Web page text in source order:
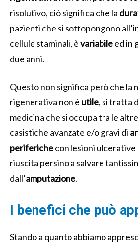
risolutivo, ciò significa che la
pazienti che si sottopongono
cellule staminali, èvariabileed in
due anni.
Questo non significa però che la
rigenerativa non è utile, si tratta
medicina che si occupa tra le
casistiche avanzate e/o gravi di
periferichecon lesioni ulcerative
riuscita persino a salvare
dall’amputazione.
I benefici che può
Stando a quanto abbiamo